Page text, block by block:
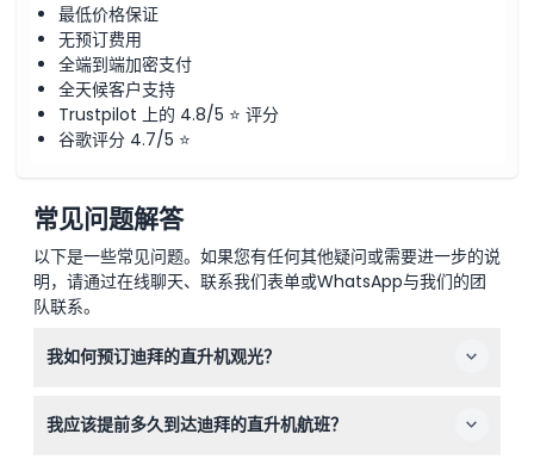
最低价格保证
无预订费用
全端到端加密支付
全天候客户支持
Trustpilot 上的 4.8/5 ⭐ 评分
谷歌评分 4.7/5 ⭐
常见问题解答
以下是一些常见问题。如果您有任何其他疑问或需要进一步的说
明，请通过在线聊天、联系我们表单或WhatsApp与我们的团
队联系。
我如何预订迪拜的直升机观光？
的日期、时间和飞行套餐进行结账。
我应该提前多久到达迪拜的直升机航班？